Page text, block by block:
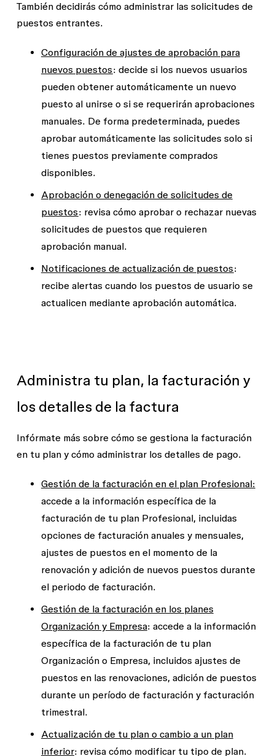
También decidirás cómo administrar las solicitudes de
puestos entrantes.
Configuración de ajustes de aprobación para
nuevos puestos: decide si los nuevos usuarios
pueden obtener automáticamente un nuevo
puesto al unirse o si se requerirán aprobaciones
manuales. De forma predeterminada, puedes
aprobar automáticamente las solicitudes solo si
tienes puestos previamente comprados
disponibles.
Aprobación o denegación de solicitudes de
puestos: revisa cómo aprobar o rechazar nuevas
solicitudes de puestos que requieren
aprobación manual.
Notificaciones de actualización de puestos:
recibe alertas cuando los puestos de usuario se
actualicen mediante aprobación automática.
Administra tu plan, la facturación y
los detalles de la factura
Infórmate más sobre cómo se gestiona la facturación
en tu plan y cómo administrar los detalles de pago.
Gestión de la facturación en el plan Profesional:
accede a la información específica de la
facturación de tu plan Profesional, incluidas
opciones de facturación anuales y mensuales,
ajustes de puestos en el momento de la
renovación y adición de nuevos puestos durante
el periodo de facturación.
Gestión de la facturación en los planes
Organización y Empresa: accede a la información
específica de la facturación de tu plan
Organización o Empresa, incluidos ajustes de
puestos en las renovaciones, adición de puestos
durante un período de facturación y facturación
trimestral.
Actualización de tu plan o cambio a un plan
inferior: revisa cómo modificar tu tipo de plan.